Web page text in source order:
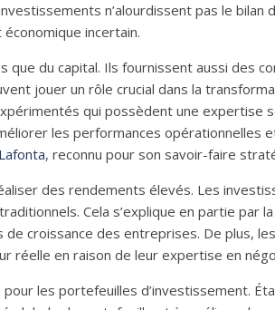
n’alourdissent pas le
incertain.
du capital. Ils fournissent aussi des
jouer un rôle crucial dans la
qui possèdent une expertise
les performances opérationnelles
, reconnu pour son savoir-faire
des rendements élevés. Les
Cela s’explique en partie par
croissance des entreprises. De plus,
réelle en raison de leur expertise en
les portefeuilles d’investissement.